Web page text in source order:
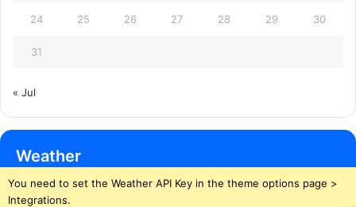
24 25 26 27 28 29 30
31
« Jul
Weather
You need to set the Weather API Key in the theme options page >
Integrations.